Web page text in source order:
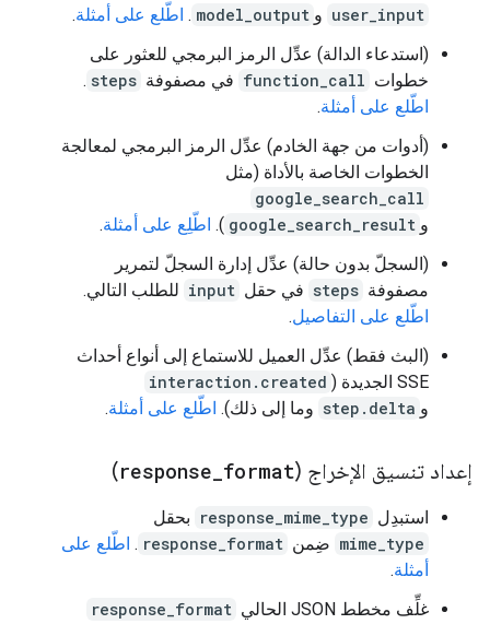
user_input و model_output
. اطّلع على أمثلة.
(استدعاء الدالة) عدِّل الرمز البرمجي للعثور على
خطوات function_call في مصفوفة steps
.
اطّلع على أمثلة.
(أدوات من جهة الخادم) عدِّل الرمز البرمجي لمعالجة
الخطوات الخاصة بالأداة (مثل
google_search_call
و google_search_result
). اطّلِع على أمثلة.
(السجلّ بدون حالة) عدِّل إدارة السجلّ لتمرير
مصفوفة steps في حقل input للطلب التالي.
اطّلع على التفاصيل.
(البث فقط) عدِّل العميل للاستماع إلى أنواع أحداث
SSE الجديدة (
interaction.created
و step.delta وما إلى ذلك). اطّلع على أمثلة.
إعداد تنسيق الإخراج ( response format
)
استبدِل response_mime_type بحقل
mime_type ضِمن response_format
. اطّلع على
أمثلة.
غلِّف مخطط JSON الحالي
response_format